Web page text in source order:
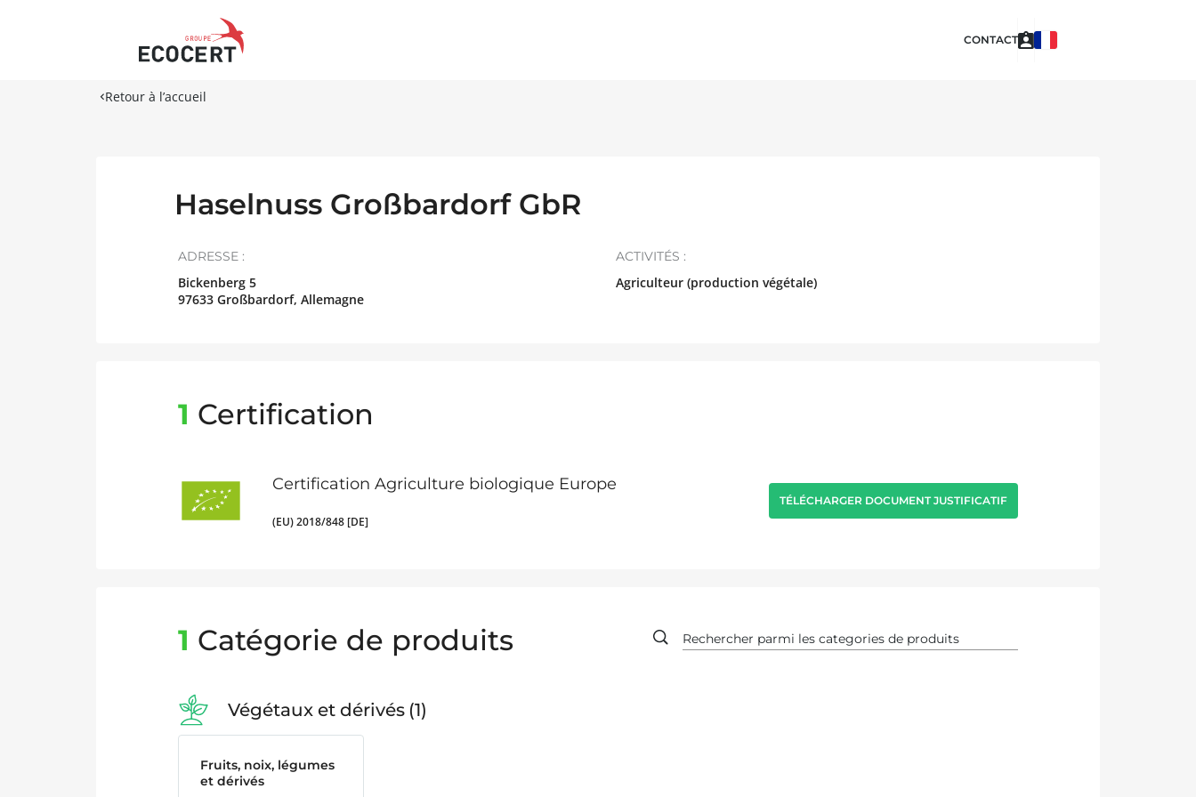
CONTACT
Retour à l’accueil
Haselnuss Großbardorf GbR
ADRESSE :
Bickenberg 5
97633 Großbardorf, Allemagne
ACTIVITÉS :
Agriculteur (production végétale)
1 Certification
Certification Agriculture biologique Europe
(EU) 2018/848 [DE]
TÉLÉCHARGER DOCUMENT JUSTIFICATIF
1 Catégorie de produits
Végétaux et dérivés 1
Fruits, noix, légumes
et dérivés